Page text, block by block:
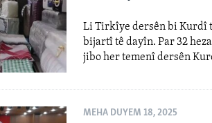
Li Tirkîye dersên bi Kurdî
bijartî tê dayîn. Par 32
jibo her temenî dersên
MEHA DUYEM 18, 2025